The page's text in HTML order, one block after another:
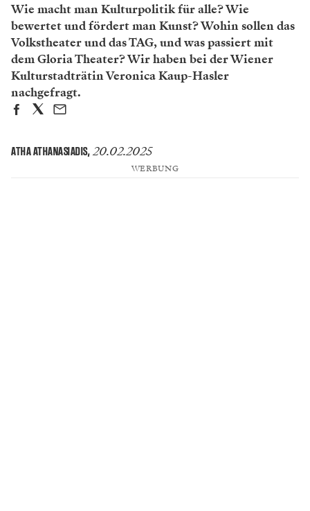
Wie macht man Kulturpolitik für alle? Wie
bewertet und fördert man Kunst? Wohin sollen das
Volkstheater und das TAG, und was passiert mit
dem Gloria Theater? Wir haben bei der Wiener
Kulturstadträtin Veronica Kaup-Hasler
nachgefragt.
ATHA ATHANASIADIS, 20.02.2025
WERBUNG